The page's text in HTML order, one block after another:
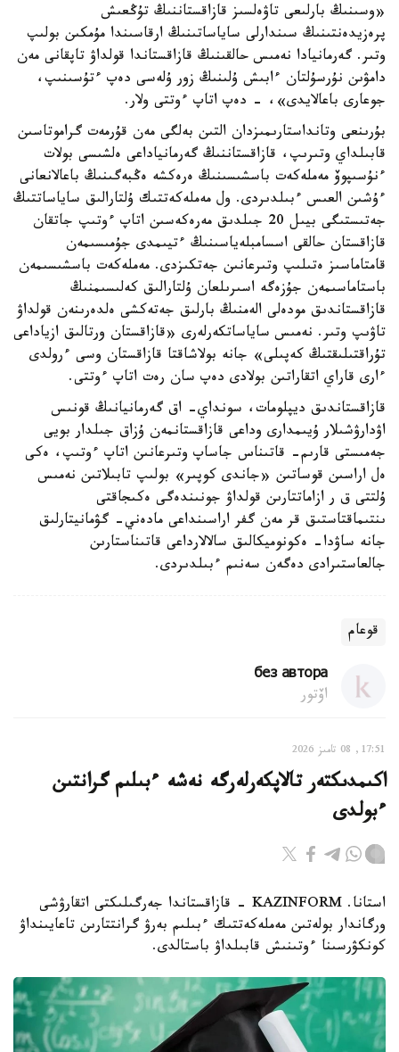
«وسىنىڭ بارلىعى تاۋەلسىز قازاقستاننىڭ تۇڭعىش
پرەزيدەنتىنىڭ سىندارلى ساياساتىنىڭ ارقاسىندا مۇمكىن بولىپ
وتىر. گەرمانيادا نەمىس حالقىنىڭ قازاقستاندا قولداۋ تاپقانى مەن
دامۋىن نۇرسۇلتان ءابىش ۇلىنىڭ زور ۇلەسى دەپ ءتۇسىنىپ،
جوعارى باعالايدى»، - دەپ اتاپ ءوتتى ولار.
بۇرىنعى وتانداستارىمىزدان التىن بەلگى مەن قۇرمەت گراموتاسىن
قابىلداي وتىرىپ، قازاقستاننىڭ گەرمانياداعى ەلشىسى بولات
ءنۇسىپوۆ مەملەكەت باسشىسىنىڭ ەرەكشە ەڭبەگىنىڭ باعالانعانى
ءۇشىن العىس ءبىلدىردى. ول مەملەكەتتىك ۇلتارالىق ساياساتتىڭ
جەتىستىگى بيىل 20 جىلدىق مەرەكەسىن اتاپ ءوتىپ جاتقان
قازاقستان حالقى اسسامبلەياسىنىڭ ءتيىمدى جۇمىسىمەن
قامتاماسىز ەتىلىپ وتىرعانىن جەتكىزدى. مەملەكەت باسشىسىمەن
باستاماسىمەن جۇزەگە اسىرىلعان ۇلتارالىق كەلىسىمنىڭ
قازاقستاندىق مودەلى الەمنىڭ بارلىق جەتەكشى ەلدەرىنەن قولداۋ
تاۋىپ وتىر. نەمىس ساياساتكەرلەرى «قازاقستان ورتالىق ازياداعى
تۇراقتىلىقتىڭ كەپىلى» جانە بولاشاقتا قازاقستان وسى ءرولدى
ءارى قاراي اتقاراتىن بولادى دەپ سان رەت اتاپ ءوتتى.
قازاقستاندىق ديپلومات، سونداي- اق گەرمانيانىڭ قونىس
اۋدارۋشىلار ۇيىمدارى وداعى قازاقستانمەن ۇزاق جىلدار بويى
جەمىستى قارىم- قاتىناس جاساپ وتىرعانىن اتاپ ءوتىپ، ەكى
ەل اراسىن قوساتىن «جاندى كوپىر» بولىپ تابىلاتىن نەمىس
ۇلتتى ق ر ازاماتتارىن قولداۋ جونىندەگى ەكىجاقتى
ىنتىماقتاستىق قر مەن گفر اراسىنداعى مادەني- گۋمانيتارلىق
جانە ساۋدا- ەكونوميكالىق سالالارداعى قاتىناستارىن
جالعاستىرادى دەگەن سەنىم ءبىلدىردى.
قوعام
без автора
اۆتور
17:51, 08 تامىز 2026
اكىمدىكتەر تالاپكەرلەرگە نەشە ءبىلىم گرانتىن
ءبولدى
استانا. KAZINFORM - قازاقستاندا جەرگىلىكتى اتقارۋشى
ورگاندار بولەتىن مەملەكەتتىك ءبىلىم بەرۋ گرانتتارىن تاعايىنداۋ
كونكۋرسىنا ءوتىنىش قابىلداۋ باستالدى.